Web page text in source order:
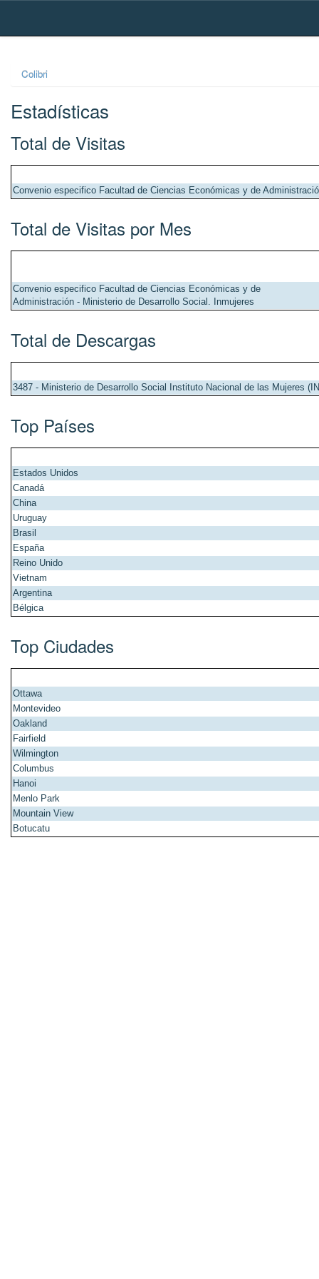
Skip
Colibri
Estadísticas
Total de Visitas
Convenio especifico Facultad de Ciencias Económicas y de
Total de Visitas por Mes
Convenio especifico Facultad de Ciencias Económicas y de
Administración - Ministerio de Desarrollo Social. Inmujeres
Total de Descargas
3487 - Ministerio de Desarrollo Social Instituto Nacional de las Mujeres
Top Países
Estados Unidos
Canadá
China
Uruguay
Brasil
España
Reino Unido
Vietnam
Argentina
Bélgica
Top Ciudades
Ottawa
Montevideo
Oakland
Fairfield
Wilmington
Columbus
Hanoi
Menlo Park
Mountain View
Botucatu